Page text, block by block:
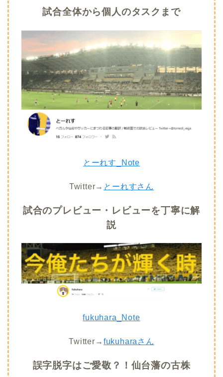
試合全体から個人のタスクまで
とーれす_Note
Twitter→ とーれすさん
試合のプレビュー・レビューを丁寧に解
説
fukuhara_Note
Twitter→ fukuharaさん
誤字脱字はご愛敬？！仙台藩の古株